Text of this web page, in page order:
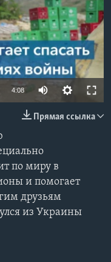
available
4:08
Прямая ссылка
по миру в
и помогает
друзьям
из Украины